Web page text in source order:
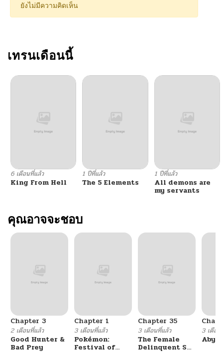
ยังไม่มีความคิดเห็น
เทรนเดือนนี้
6 เดือนที่แล้ว
King From Hell
1 ปีที่แล้ว
The 5 Elements
1 ปีที่แล้ว
All demons are
my servants
คุณอาจจะชอบ
Chapter 3
2 เดือนที่แล้ว
Good Hunter &
Bad Prey
Chapter 1
3 เดือนที่แล้ว
Pokémon:
Festival of
Chapter 35
3 เดือนที่แล้ว
The Female
Delinquent Set
3 เดือน